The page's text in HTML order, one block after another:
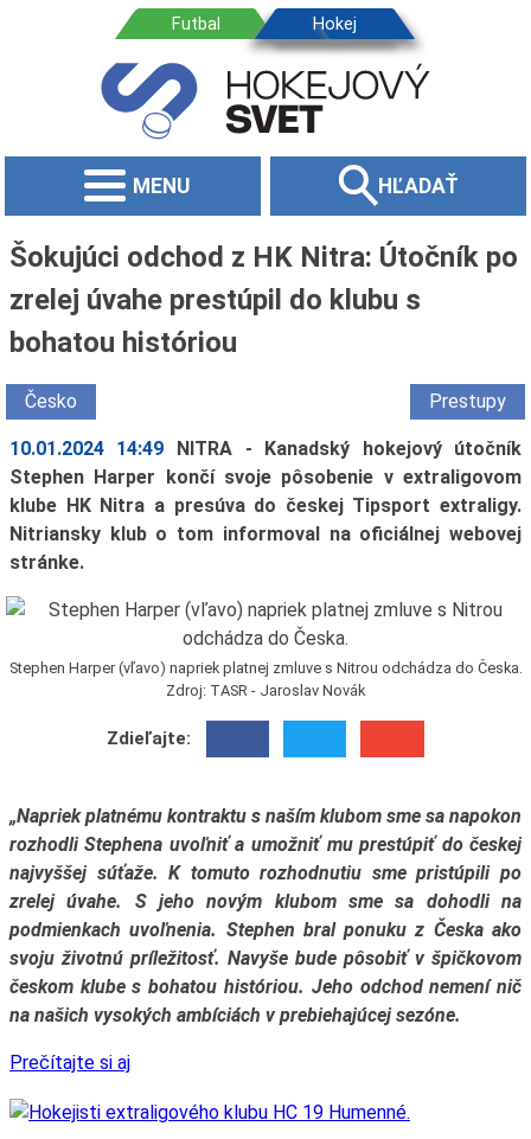
MENU HĽADAŤ
Šokujúci odchod z HK Nitra: Útočník po
zrelej úvahe prestúpil do klubu s
bohatou históriou
Česko Prestupy
10.01.2024 14:49
NITRA - Kanadský hokejový útočník
Stephen Harper končí svoje pôsobenie v extraligovom
klube HK Nitra a presúva do českej Tipsport extraligy.
Nitriansky klub o tom informoval na oficiálnej webovej
stránke.
Stephen Harper (vľavo) napriek platnej zmluve s Nitrou odchádza do Česka.
Zdroj: TASR - Jaroslav Novák
Zdieľajte:
„Napriek platnému kontraktu s naším klubom sme sa napokon
rozhodli Stephena uvoľniť a umožniť mu prestúpiť do českej
najvyššej súťaže. K tomuto rozhodnutiu sme pristúpili po
zrelej úvahe. S jeho novým klubom sme sa dohodli na
podmienkach uvoľnenia. Stephen bral ponuku z Česka ako
svoju životnú príležitosť. Navyše bude pôsobiť v špičkovom
českom klube s bohatou históriou. Jeho odchod nemení nič
na našich vysokých ambíciách v prebiehajúcej sezóne.
Prečítajte si aj